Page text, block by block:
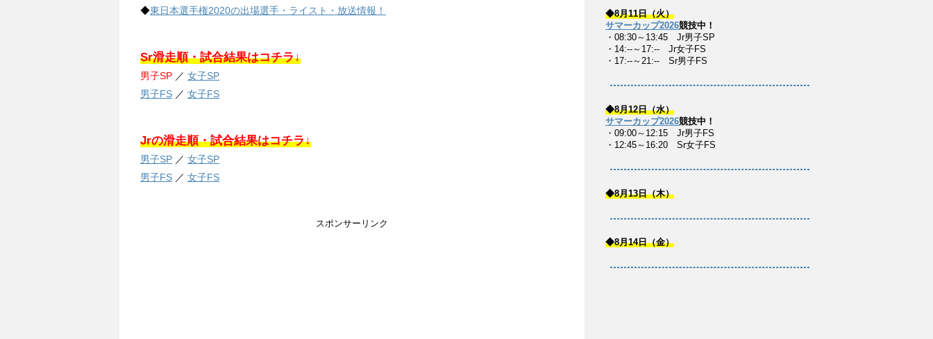
◆東日本選手権2020の出場選手・ライスト・放送情報！
Sr滑走順・試合結果はコチラ↓
男子SP ／ 女子SP
男子FS ／ 女子FS
Jrの滑走順・試合結果はコチラ↓
男子SP ／ 女子SP
男子FS ／ 女子FS
スポンサーリンク
◆8月11日（火）
サマーカップ2026競技中！
・08:30～13:45 Jr男子SP
・14:--～17:-- Jr女子FS
・17:--～21:-- Sr男子FS
◆8月12日（水）
サマーカップ2026競技中！
・09:00～12:15 Jr男子FS
・12:45～16:20 Sr女子FS
◆8月13日（木）
◆8月14日（金）